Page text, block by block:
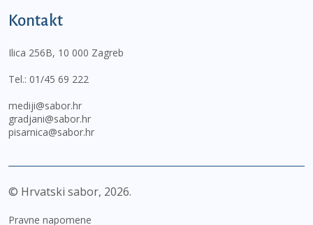
Kontakt
Ilica 256B, 10 000 Zagreb
Tel.: 01/45 69 222
mediji@sabor.hr
gradjani@sabor.hr
pisarnica@sabor.hr
© Hrvatski sabor, 2026
Pravne napomene